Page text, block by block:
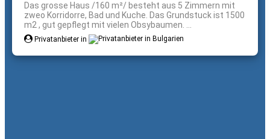
Das grosse Haus /160 m²/ besteht aus 5 Zimmern mit
zweo Korridorre, Bad und Kuche. Das Grundstuck ist 1500
m2 , gut gepflegt mit vielen Obsybaumen. ...
Privatanbieter in